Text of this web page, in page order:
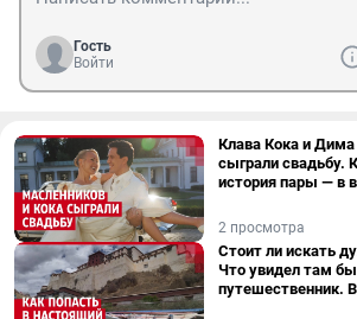
Гость
Войти
Клава Кока и
сыграли свадьбу.
история пары — в
2 просмотра
Стоит ли искать
Что увидел там
путешественник.